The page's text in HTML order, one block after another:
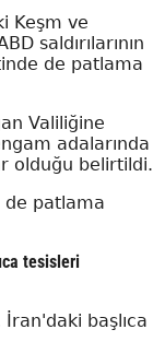
Keşm ve
saldırılarının
de patlama
Valiliğine
adalarında
olduğu belirtildi.
de patlama
tesisleri
başlıca